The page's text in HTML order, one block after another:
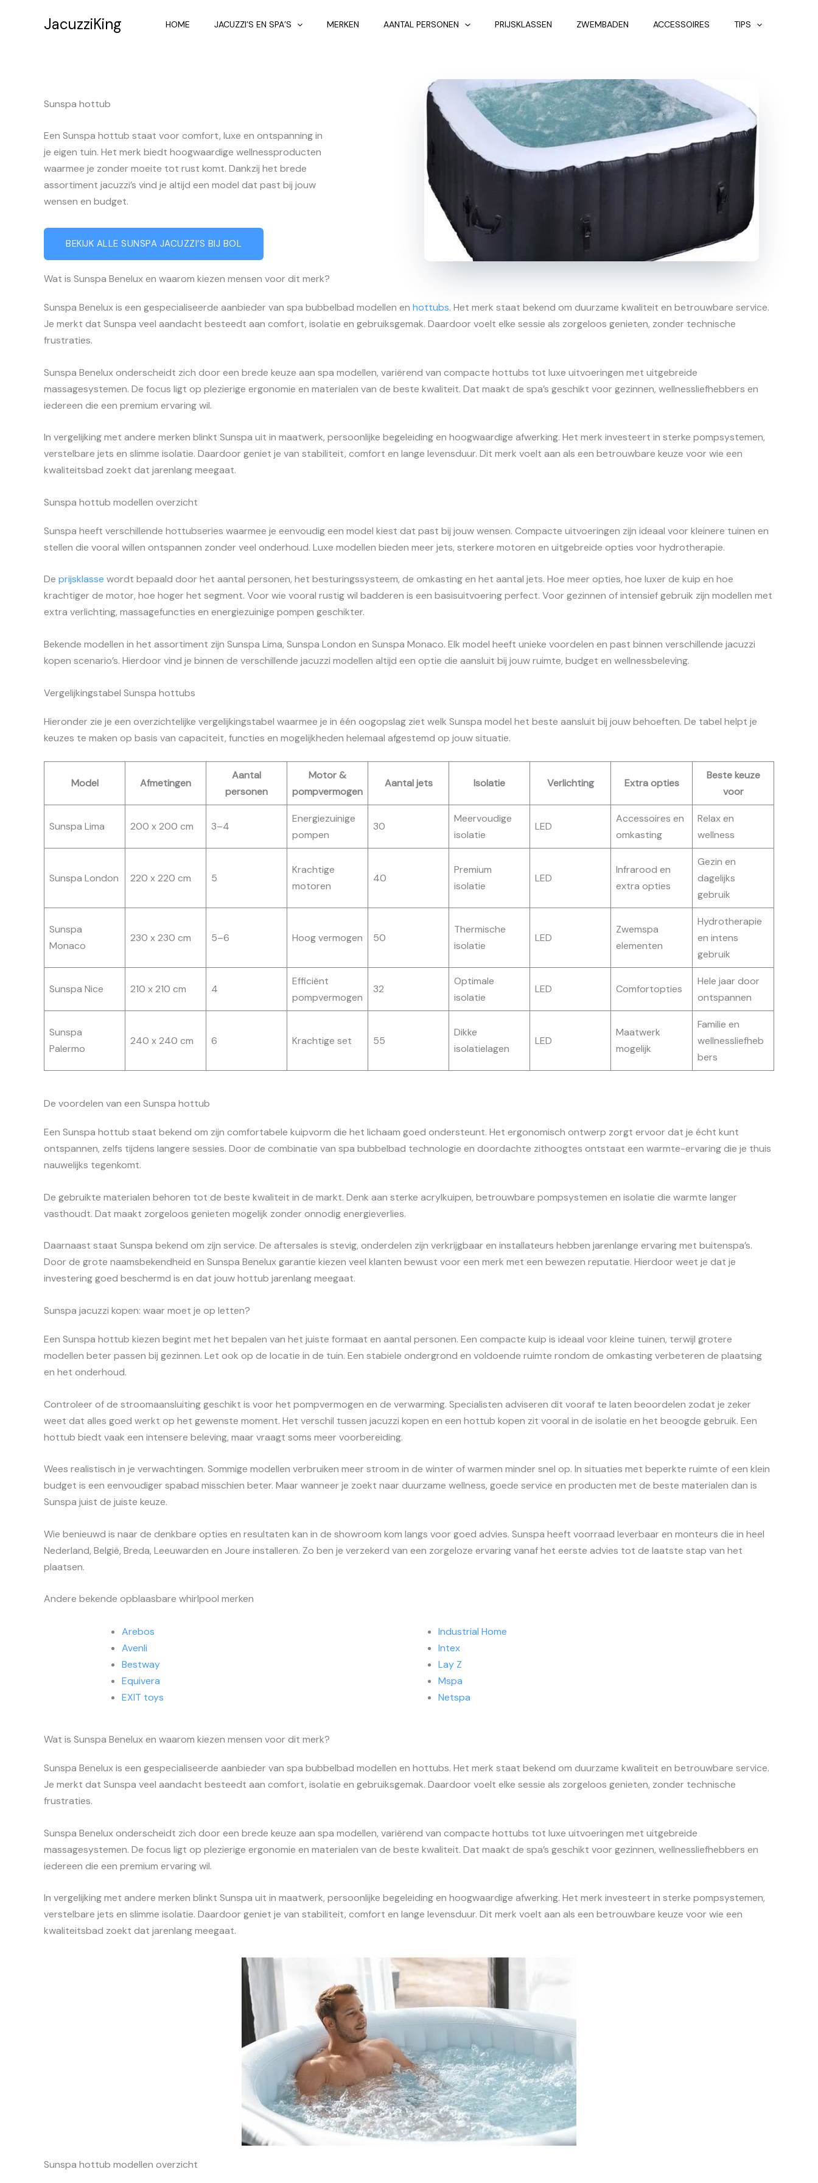
JacuzziKing HOME JACUZZI’S EN SPA’S MERKEN AANTAL PERSONEN PRIJSKLASSEN ZWEMBADEN ACCESSOIRES TIPS
Sunspa hottub
Een Sunspa hottub staat voor comfort, luxe en ontspanning in
je eigen tuin. Het merk biedt hoogwaardige wellnessproducten
waarmee je zonder moeite tot rust komt. Dankzij het brede
assortiment jacuzzi’s vind je altijd een model dat past bij jouw
wensen en budget.
BEKIJK ALLE SUNSPA JACUZZI’S BIJ BOL
Wat is Sunspa Benelux en waarom kiezen mensen voor dit merk?
Sunspa Benelux is een gespecialiseerde aanbieder van spa bubbelbad modellen en hottubs. Het merk staat bekend om duurzame kwaliteit en betrouwbare service.
Je merkt dat Sunspa veel aandacht besteedt aan comfort, isolatie en gebruiksgemak. Daardoor voelt elke sessie als zorgeloos genieten, zonder technische
frustraties.
Sunspa Benelux onderscheidt zich door een brede keuze aan spa modellen, variërend van compacte hottubs tot luxe uitvoeringen met uitgebreide
massagesystemen. De focus ligt op plezierige ergonomie en materialen van de beste kwaliteit. Dat maakt de spa’s geschikt voor gezinnen, wellnessliefhebbers en
iedereen die een premium ervaring wil.
In vergelijking met andere merken blinkt Sunspa uit in maatwerk, persoonlijke begeleiding en hoogwaardige afwerking. Het merk investeert in sterke pompsystemen,
verstelbare jets en slimme isolatie. Daardoor geniet je van stabiliteit, comfort en lange levensduur. Dit merk voelt aan als een betrouwbare keuze voor wie een
kwaliteitsbad zoekt dat jarenlang meegaat.
Sunspa hottub modellen overzicht
Sunspa heeft verschillende hottubseries waarmee je eenvoudig een model kiest dat past bij jouw wensen. Compacte uitvoeringen zijn ideaal voor kleinere tuinen en
stellen die vooral willen ontspannen zonder veel onderhoud. Luxe modellen bieden meer jets, sterkere motoren en uitgebreide opties voor hydrotherapie.
De prijsklasse wordt bepaald door het aantal personen, het besturingssysteem, de omkasting en het aantal jets. Hoe meer opties, hoe luxer de kuip en hoe
krachtiger de motor, hoe hoger het segment. Voor wie vooral rustig wil badderen is een basisuitvoering perfect. Voor gezinnen of intensief gebruik zijn modellen met
extra verlichting, massagefuncties en energiezuinige pompen geschikter.
Bekende modellen in het assortiment zijn Sunspa Lima, Sunspa London en Sunspa Monaco. Elk model heeft unieke voordelen en past binnen verschillende jacuzzi
kopen scenario’s. Hierdoor vind je binnen de verschillende jacuzzi modellen altijd een optie die aansluit bij jouw ruimte, budget en wellnessbeleving.
Vergelijkingstabel Sunspa hottubs
Hieronder zie je een overzichtelijke vergelijkingstabel waarmee je in één oogopslag ziet welk Sunspa model het beste aansluit bij jouw behoeften. De tabel helpt je
keuzes te maken op basis van capaciteit, functies en mogelijkheden helemaal afgestemd op jouw situatie.
Model Afmetingen
Aantal
personen
Motor &
pompvermogen
Aantal jets Isolatie Verlichting Extra opties
Beste keuze
voor
Sunspa Lima 200 x 200 cm 3–4
Energiezuinige
pompen
30
Meervoudige
isolatie
LED
Accessoires en
omkasting
Relax en
wellness
Sunspa London 220 x 220 cm 5
Krachtige
motoren
40
Premium
isolatie
LED
Infrarood en
extra opties
Gezin en
dagelijks
gebruik
Sunspa
Monaco
230 x 230 cm 5–6 Hoog vermogen 50
Thermische
isolatie
LED
Zwemspa
elementen
Hydrotherapie
en intens
gebruik
Sunspa Nice 210 x 210 cm 4
Efficiënt
pompvermogen
32
Optimale
isolatie
LED Comfortopties
Hele jaar door
ontspannen
Sunspa
Palermo
240 x 240 cm 6 Krachtige set 55
Dikke
isolatielagen
LED
Maatwerk
mogelijk
Familie en
wellnessliefheb
bers
De voordelen van een Sunspa hottub
Een Sunspa hottub staat bekend om zijn comfortabele kuipvorm die het lichaam goed ondersteunt. Het ergonomisch ontwerp zorgt ervoor dat je écht kunt
ontspannen, zelfs tijdens langere sessies. Door de combinatie van spa bubbelbad technologie en doordachte zithoogtes ontstaat een warmte-ervaring die je thuis
nauwelijks tegenkomt.
De gebruikte materialen behoren tot de beste kwaliteit in de markt. Denk aan sterke acrylkuipen, betrouwbare pompsystemen en isolatie die warmte langer
vasthoudt. Dat maakt zorgeloos genieten mogelijk zonder onnodig energieverlies.
Daarnaast staat Sunspa bekend om zijn service. De aftersales is stevig, onderdelen zijn verkrijgbaar en installateurs hebben jarenlange ervaring met buitenspa’s.
Door de grote naamsbekendheid en Sunspa Benelux garantie kiezen veel klanten bewust voor een merk met een bewezen reputatie. Hierdoor weet je dat je
investering goed beschermd is en dat jouw hottub jarenlang meegaat.
Sunspa jacuzzi kopen: waar moet je op letten?
Een Sunspa hottub kiezen begint met het bepalen van het juiste formaat en aantal personen. Een compacte kuip is ideaal voor kleine tuinen, terwijl grotere
modellen beter passen bij gezinnen. Let ook op de locatie in de tuin. Een stabiele ondergrond en voldoende ruimte rondom de omkasting verbeteren de plaatsing
en het onderhoud.
Controleer of de stroomaansluiting geschikt is voor het pompvermogen en de verwarming. Specialisten adviseren dit vooraf te laten beoordelen zodat je zeker
weet dat alles goed werkt op het gewenste moment. Het verschil tussen jacuzzi kopen en een hottub kopen zit vooral in de isolatie en het beoogde gebruik. Een
hottub biedt vaak een intensere beleving, maar vraagt soms meer voorbereiding.
Wees realistisch in je verwachtingen. Sommige modellen verbruiken meer stroom in de winter of warmen minder snel op. In situaties met beperkte ruimte of een klein
budget is een eenvoudiger spabad misschien beter. Maar wanneer je zoekt naar duurzame wellness, goede service en producten met de beste materialen dan is
Sunspa juist de juiste keuze.
Wie benieuwd is naar de denkbare opties en resultaten kan in de showroom kom langs voor goed advies. Sunspa heeft voorraad leverbaar en monteurs die in heel
Nederland, België, Breda, Leeuwarden en Joure installeren. Zo ben je verzekerd van een zorgeloze ervaring vanaf het eerste advies tot de laatste stap van het
plaatsen.
Andere bekende opblaasbare whirlpool merken
Arebos
Avenli
Bestway
Equivera
EXIT toys
Industrial Home
Intex
Lay Z
Mspa
Netspa
Wat is Sunspa Benelux en waarom kiezen mensen voor dit merk?
Sunspa Benelux is een gespecialiseerde aanbieder van spa bubbelbad modellen en hottubs. Het merk staat bekend om duurzame kwaliteit en betrouwbare service.
Je merkt dat Sunspa veel aandacht besteedt aan comfort, isolatie en gebruiksgemak. Daardoor voelt elke sessie als zorgeloos genieten, zonder technische
frustraties.
Sunspa Benelux onderscheidt zich door een brede keuze aan spa modellen, variërend van compacte hottubs tot luxe uitvoeringen met uitgebreide
massagesystemen. De focus ligt op plezierige ergonomie en materialen van de beste kwaliteit. Dat maakt de spa’s geschikt voor gezinnen, wellnessliefhebbers en
iedereen die een premium ervaring wil.
In vergelijking met andere merken blinkt Sunspa uit in maatwerk, persoonlijke begeleiding en hoogwaardige afwerking. Het merk investeert in sterke pompsystemen,
verstelbare jets en slimme isolatie. Daardoor geniet je van stabiliteit, comfort en lange levensduur. Dit merk voelt aan als een betrouwbare keuze voor wie een
kwaliteitsbad zoekt dat jarenlang meegaat.
Sunspa hottub modellen overzicht